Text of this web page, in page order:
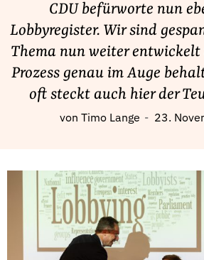
Macht der Digitalkonzerne
Spenden & Fördern
Jetzt Spenden
Testamentsspende
Newsletter
Appelle unterzeichnen
CDU befürworte nun
Lobbyregister. Wir sind
Thema nun weiter entwickelt
Prozess genau im Auge
oft steckt auch hier der
von Timo Lange 23.